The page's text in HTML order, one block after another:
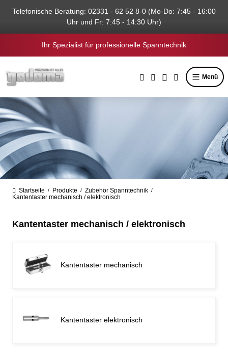
springen
Telefonische Beratung: 02331 - 62 52 8-0 (Mo-Do: 7:45 - 16:00
Uhr und Fr: 7:45 - 14:30 Uhr)
Ihr Spezialist für professionelle Spanntechnik
Menü
Startseite / Produkte / Zubehör Spanntechnik /
Kantentaster mechanisch / elektronisch
Kantentaster mechanisch / elektronisch
Kantentaster mechanisch
Kantentaster elektronisch